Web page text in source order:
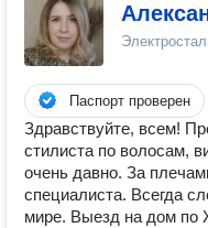
Паспорт проверен
Здравствуйте, всем!
стилиста по волосам,
очень давно. За
специалиста. Всегда
мире. Выезд на дом по